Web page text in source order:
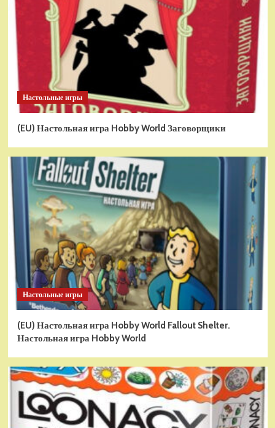
Настольные игры
(EU) Настольная игра Hobby World Заговорщики
Настольные игры
(EU) Настольная игра Hobby World Fallout Shelter.
Настольная игра Hobby World